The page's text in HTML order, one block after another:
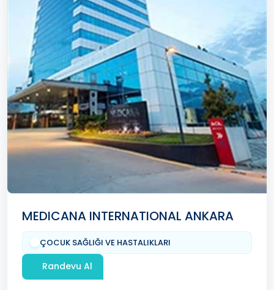
MEDICANA INTERNATIONAL ANKARA
ÇOCUK SAĞLIĞI VE HASTALIKLARI
Randevu Al